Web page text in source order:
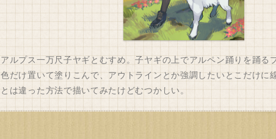
アルプス一万尺子ヤギとむすめ。子ヤギの上でアルペン踊りを踊る
色だけ置いて塗りこんで、アウトラインとか強調したいとこだけに
とは違った方法で描いてみたけどむつかしい。